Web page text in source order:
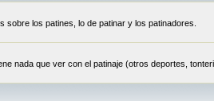
sobre los patines, lo de patinar y los patinadores.
nada que ver con el patinaje (otros deportes,